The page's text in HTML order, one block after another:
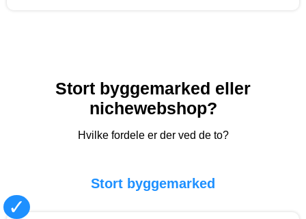
Stort byggemarked eller
nichewebshop?
Hvilke fordele er der ved de to?
Stort byggemarked
✓